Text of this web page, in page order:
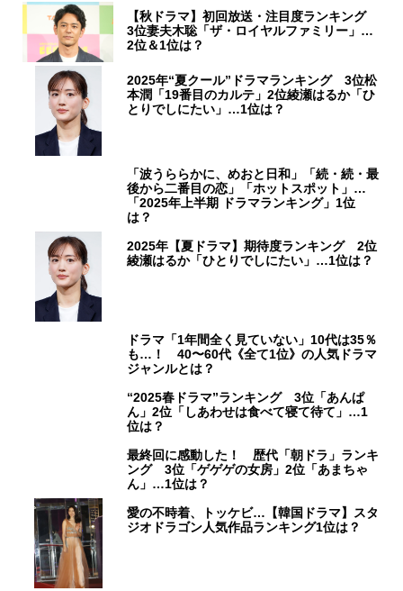
【秋ドラマ】初回放送・注目度ランキング
3位妻夫木聡「ザ・ロイヤルファミリー」…
2位＆1位は？
2025年“夏クール”ドラマランキング 3位松
本潤「19番目のカルテ」2位綾瀬はるか「ひ
とりでしにたい」…1位は？
「波うららかに、めおと日和」「続・続・最
後から二番目の恋」「ホットスポット」…
「2025年上半期 ドラマランキング」1位
は？
2025年【夏ドラマ】期待度ランキング 2位
綾瀬はるか「ひとりでしにたい」…1位は？
ドラマ「1年間全く見ていない」10代は35％
も…！ 40〜60代《全て1位》の人気ドラマ
ジャンルとは？
“2025春ドラマ”ランキング 3位「あんぱ
ん」2位「しあわせは食べて寝て待て」…1
位は？
最終回に感動した！ 歴代「朝ドラ」ランキ
ング 3位「ゲゲゲの女房」2位「あまちゃ
ん」…1位は？
愛の不時着、トッケビ…【韓国ドラマ】スタ
ジオドラゴン人気作品ランキング1位は？